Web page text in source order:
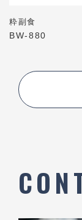
粋副食
BW-880